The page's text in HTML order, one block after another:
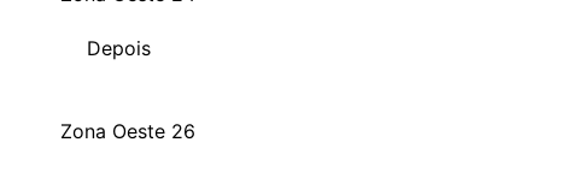
Depois